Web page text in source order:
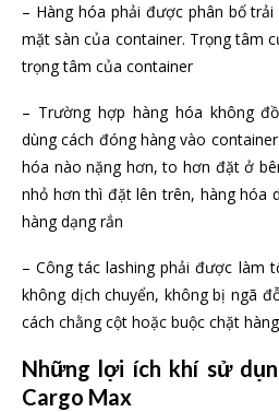
– Hàng hóa phải được phân bổ
mặt sàn của container. Trọng tâm
trọng tâm của container
– Trường hợp hàng hóa không
dùng cách đóng hàng vào
hóa nào nặng hơn, to hơn đặt ở
nhỏ hơn thì đặt lên trên, hàng hóa
hàng dạng rắn
– Công tác lashing phải được làm
không dịch chuyển, không bị ngã
cách chằng cột hoặc buộc chặt
Những lợi ích khí sử
Cargo Max